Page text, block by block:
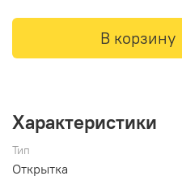
В корзину
Характеристики
Тип
Открытка